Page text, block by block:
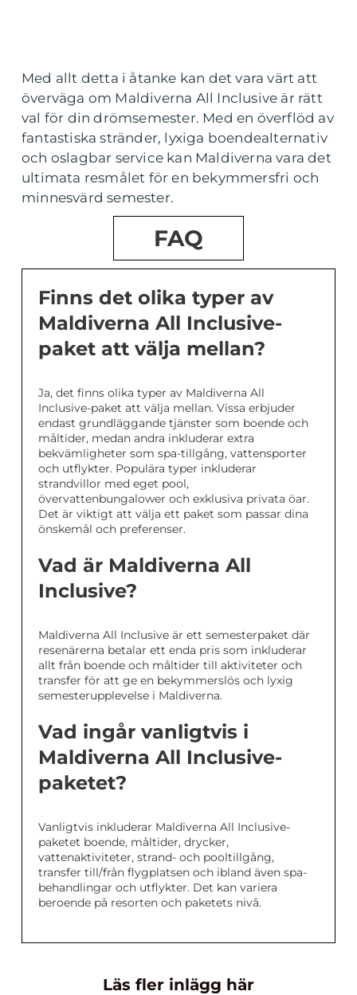
Med allt detta i åtanke kan det vara värt att
överväga om Maldiverna All Inclusive är rätt
val för din drömsemester. Med en överflöd av
fantastiska stränder, lyxiga boendealternativ
och oslagbar service kan Maldiverna vara det
ultimata resmålet för en bekymmersfri och
minnesvärd semester.
FAQ
Finns det olika typer av
Maldiverna All Inclusive-
paket att välja mellan?
Ja, det finns olika typer av Maldiverna All
Inclusive-paket att välja mellan. Vissa erbjuder
endast grundläggande tjänster som boende och
måltider, medan andra inkluderar extra
bekvämligheter som spa-tillgång, vattensporter
och utflykter. Populära typer inkluderar
strandvillor med eget pool,
övervattenbungalower och exklusiva privata öar.
Det är viktigt att välja ett paket som passar dina
önskemål och preferenser.
Vad är Maldiverna All
Inclusive?
Maldiverna All Inclusive är ett semesterpaket där
resenärerna betalar ett enda pris som inkluderar
allt från boende och måltider till aktiviteter och
transfer för att ge en bekymmerslös och lyxig
semesterupplevelse i Maldiverna.
Vad ingår vanligtvis i
Maldiverna All Inclusive-
paketet?
Vanligtvis inkluderar Maldiverna All Inclusive-
paketet boende, måltider, drycker,
vattenaktiviteter, strand- och pooltillgång,
transfer till/från flygplatsen och ibland även spa-
behandlingar och utflykter. Det kan variera
beroende på resorten och paketets nivå.
Läs fler inlägg här